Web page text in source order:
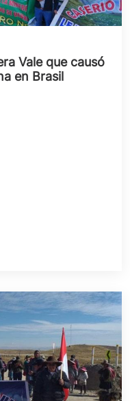
Vale que causó
en Brasil